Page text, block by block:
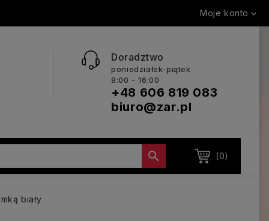
Moje konto 
Doradztwo
poniedziałek-piątek
8:00 - 16:00
+48 606 819 083
biuro@zar.pl
(0)

biały